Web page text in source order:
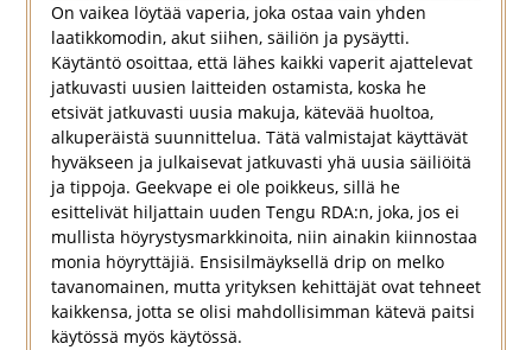
On vaikea löytää vaperia, joka ostaa vain yhden
laatikkomodin, akut siihen, säiliön ja pysäytti.
Käytäntö osoittaa, että lähes kaikki vaperit ajattelevat
jatkuvasti uusien laitteiden ostamista, koska he
etsivät jatkuvasti uusia makuja, kätevää huoltoa,
alkuperäistä suunnittelua. Tätä valmistajat käyttävät
hyväkseen ja julkaisevat jatkuvasti yhä uusia säiliöitä
ja tippoja. Geekvape ei ole poikkeus, sillä he
esittelivät hiljattain uuden Tengu RDA:n, joka, jos ei
mullista höyrystysmarkkinoita, niin ainakin kiinnostaa
monia höyryttäjiä. Ensisilmäyksellä drip on melko
tavanomainen, mutta yrityksen kehittäjät ovat tehneet
kaikkensa, jotta se olisi mahdollisimman kätevä paitsi
käytössä myös käytössä.